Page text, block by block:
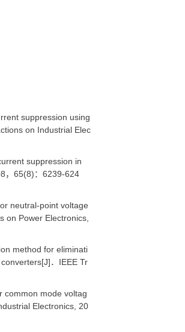
suppression using
on Industrial Elec
suppression in
，65(8)：6239-624
neutral-point voltage
on Power Electronics,
method for eliminati
．IEEE Tr
common mode voltag
Electronics, 20